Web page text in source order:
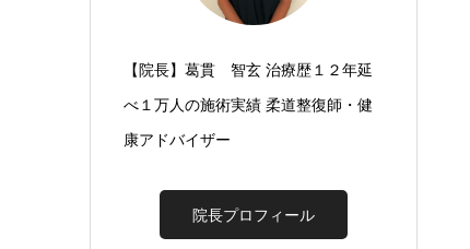
【院長】葛貫 智玄 治療歴１２年延
べ１万人の施術実績 柔道整復師・健
康アドバイザー
院長プロフィール